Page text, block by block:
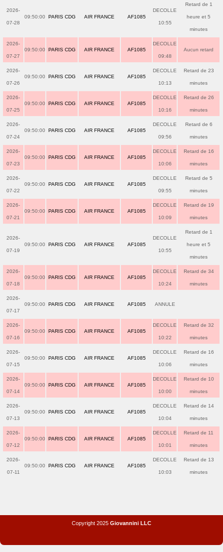
2026-
07-28
09:50:00 PARIS CDG AIR FRANCE AF1085
DECOLLE
10:55
Retard de 1
heure et 5
minutes
2026-
07-27
09:50:00 PARIS CDG AIR FRANCE AF1085
DECOLLE
09:48
Aucun retard
2026-
07-26
09:50:00 PARIS CDG AIR FRANCE AF1085
DECOLLE
10:13
Retard de 23
minutes
2026-
07-25
09:50:00 PARIS CDG AIR FRANCE AF1085
DECOLLE
10:16
Retard de 26
minutes
2026-
07-24
09:50:00 PARIS CDG AIR FRANCE AF1085
DECOLLE
09:56
Retard de 6
minutes
2026-
07-23
09:50:00 PARIS CDG AIR FRANCE AF1085
DECOLLE
10:06
Retard de 16
minutes
2026-
07-22
09:50:00 PARIS CDG AIR FRANCE AF1085
DECOLLE
09:55
Retard de 5
minutes
2026-
07-21
09:50:00 PARIS CDG AIR FRANCE AF1085
DECOLLE
10:09
Retard de 19
minutes
2026-
07-19
09:50:00 PARIS CDG AIR FRANCE AF1085
DECOLLE
10:55
Retard de 1
heure et 5
minutes
2026-
07-18
09:50:00 PARIS CDG AIR FRANCE AF1085
DECOLLE
10:24
Retard de 34
minutes
2026-
07-17
09:50:00 PARIS CDG AIR FRANCE AF1085 ANNULE
2026-
07-16
09:50:00 PARIS CDG AIR FRANCE AF1085
DECOLLE
10:22
Retard de 32
minutes
2026-
07-15
09:50:00 PARIS CDG AIR FRANCE AF1085
DECOLLE
10:06
Retard de 16
minutes
2026-
07-14
09:50:00 PARIS CDG AIR FRANCE AF1085
DECOLLE
10:00
Retard de 10
minutes
2026-
07-13
09:50:00 PARIS CDG AIR FRANCE AF1085
DECOLLE
10:04
Retard de 14
minutes
2026-
07-12
09:50:00 PARIS CDG AIR FRANCE AF1085
DECOLLE
10:01
Retard de 11
minutes
2026-
07-11
09:50:00 PARIS CDG AIR FRANCE AF1085
DECOLLE
10:03
Retard de 13
minutes
Copyright 2025 Giovannini LLC